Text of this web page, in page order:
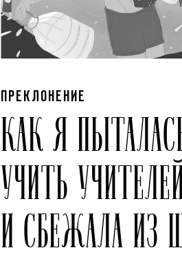
ПРЕКЛОНЕНИЕ
КАК Я
УЧИТЬ
И СБЕЖАЛА ИЗ